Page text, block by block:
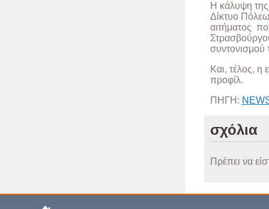
Η κάλυψη
Δίκτυο
αιτήματος
Και, τέλος,
προφίλ.
ΠΗΓΗ:
σχόλια
Πρέπει να